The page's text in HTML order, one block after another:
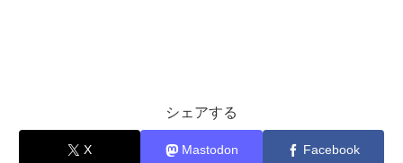
シェアする
X Mastodon Facebook